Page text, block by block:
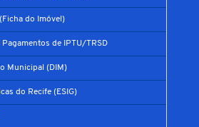
do Imóvel)
de IPTU/TRSD
Municipal (DIM)
do Recife (ESIG)